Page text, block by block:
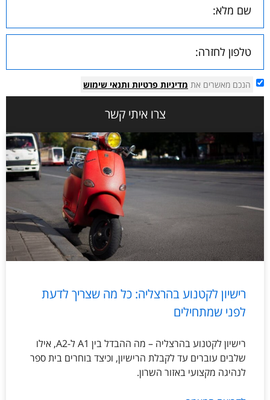
הנכם מאשרים את מדיניות פרטיות ותנאי שימוש
צרו איתי קשר
רישיון לקטנוע בהרצליה: כל מה שצריך לדעת
לפני שמתחילים
רישיון לקטנוע בהרצליה – מה ההבדל בין A1 ל-A2, אילו
שלבים עוברים עד לקבלת הרישיון, וכיצד בוחרים בית ספר
לנהיגה מקצועי באזור השרון.